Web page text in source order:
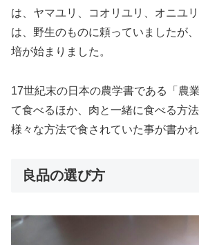
は、ヤマユリ、コオリユリ、オニユ
は、野生のものに頼っていましたが
培が始まりました。
17世紀末の日本の農学書である「農
て食べるほか、肉と一緒に食べる方
様々な方法で食されていた事が書かれ
良品の選び方